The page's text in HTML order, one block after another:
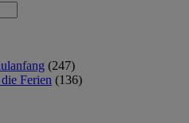
(247)
Ferien (136)